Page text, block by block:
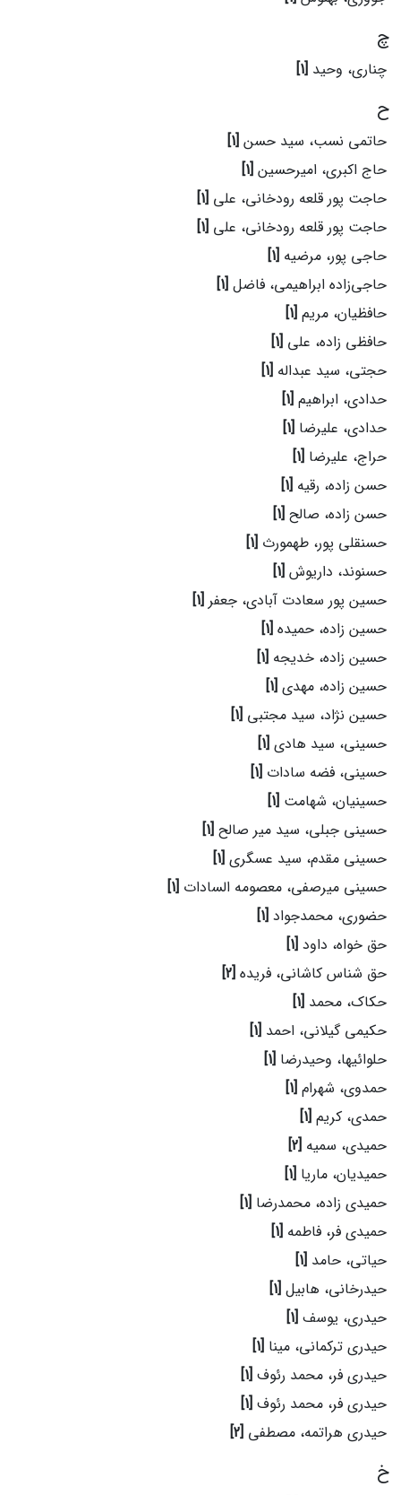
چ
چناری، وحید [1]
ح
حاتمی نسب، سید حسن [1]
حاج اکبری، امیرحسین [1]
حاجت پور قلعه رودخانی، علی [1]
حاجت پور قلعه رودخانی، علی [1]
حاجی پور، مرضیه [1]
حاجی‌زاده ابراهیمی، فاضل [1]
حافظیان، مریم [1]
حافظی زاده، علی [1]
حجتی، سید عبداله [1]
حدادی، ابراهیم [1]
حدادی، علیرضا [1]
حراج، علیرضا [1]
حسن زاده، رقیه [1]
حسن زاده، صالح [1]
حسنقلی پور، طهمورث [1]
حسنوند، داریوش [1]
حسین پور سعادت آبادی، جعفر [1]
حسین زاده، حمیده [1]
حسین زاده، خدیجه [1]
حسین زاده، مهدی [1]
حسین نژاد، سید مجتبی [1]
حسینی، سید هادی [1]
حسینی، فضه سادات [1]
حسینیان، شهامت [1]
حسینی جبلی، سید میر صالح [1]
حسینی مقدم، سید عسگری [1]
حسینی میرصفی، معصومه السادات [1]
حضوری، محمدجواد [1]
حق خواه، داود [1]
حق شناس کاشانی، فریده [2]
حکاک، محمد [1]
حکیمی گیلانی، احمد [1]
حلوائیها، وحیدرضا [1]
حمدوی، شهرام [1]
حمدی، کریم [1]
حمیدی، سمیه [2]
حمیدیان، ماریا [1]
حمیدی زاده، محمدرضا [1]
حمیدی فر، فاطمه [1]
حیاتی، حامد [1]
حیدرخانی، هابیل [1]
حیدری، یوسف [1]
حیدری ترکمانی، مینا [1]
حیدری فر، محمد رئوف [1]
حیدری فر، محمد رئوف [1]
حیدری هراتمه، مصطفی [2]
خ